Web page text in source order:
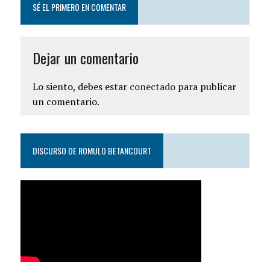
SÉ EL PRIMERO EN COMENTAR
Dejar un comentario
Lo siento, debes estar conectadopara publicar
un comentario.
DISCURSO DE ROMULO BETANCOURT